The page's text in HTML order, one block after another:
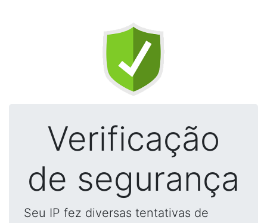
Verificação
de segurança
Seu IP fez diversas tentativas de